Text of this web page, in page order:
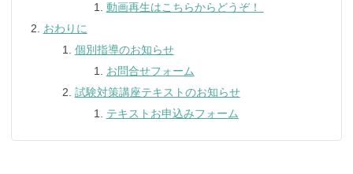
動画再生はこちらからどうぞ！
おわりに
個別指導のお知らせ
お問合せフォーム
試験対策講座テキストのお知らせ
テキストお申込みフォーム